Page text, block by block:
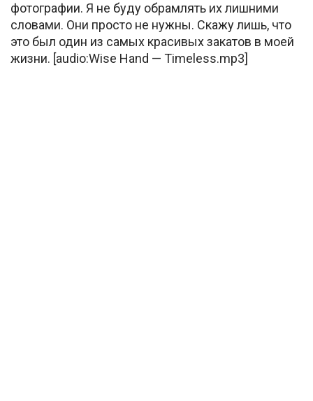
фотографии. Я не буду обрамлять их лишними
словами. Они просто не нужны. Скажу лишь, что
это был один из самых красивых закатов в моей
жизни. [audio:Wise Hand — Timeless.mp3]